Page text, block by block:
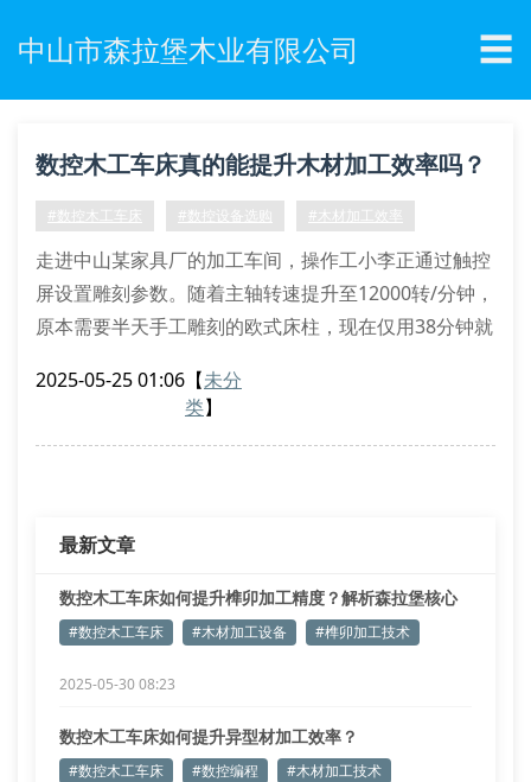
中山市森拉堡木业有限公司 ☰
数控木工车床真的能提升木材加工效率吗？
#数控木工车床 #数控设备选购 #木材加工效率
走进中山某家具厂的加工车间，操作工小李正通过触控
屏设置雕刻参数。随着主轴转速提升至12000转/分钟，
原本需要半天手工雕刻的欧式床柱，现在仅用38分钟就
床带来的技术革新。
2025-05-25 01:06 【未分
类】
最新文章
数控木工车床如何提升榫卯加工精度？解析森拉堡核心
技术
#数控木工车床 #木材加工设备 #榫卯加工技术
2025-05-30 08:23
数控木工车床如何提升异型材加工效率？
#数控木工车床 #数控编程 #木材加工技术